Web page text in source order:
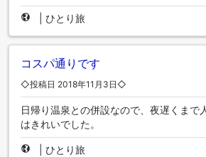
ひとり旅
コスパ通りです
◇投稿日 2018年11月3日◇
日帰り温泉との併設なので、夜遅くまで
はきれいでした。
ひとり旅